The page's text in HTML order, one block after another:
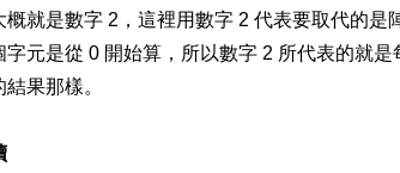
概就是數字 2，這裡用數字 2 代表要取代的
字元是從 0 開始算，所以數字 2 所代表的就
果那樣。